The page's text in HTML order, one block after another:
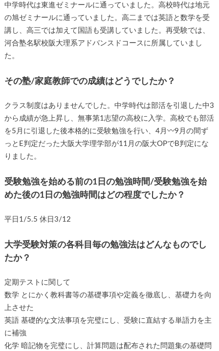
中学時代は東進ゼミナールに通っていました。高校時代は地元
の旭ゼミナールに通っていました。高二までは英語と数学を受
講し、高三では加えて国語も受講していました。再受験では、
河合塾名駅校阪大理系アドバンスドコースに所属していまし
た。
その塾/家庭教師での成績はどうでしたか？
クラス制度はありませんでした。中学時代は部活を引退した中3
から成績が急上昇し、無事第1志望の高校に入学。高校でも部活
を5月に引退した後本格的に受験勉強を行い、4月〰️9月の間ず
っとE判定だった大阪大学理学部が11月の阪大OPでB判定にな
りました。
受験勉強を始める前の1日の勉強時間/受験勉強を始
めた後の1日の勉強時間はどの程度でしたか？
平日1/5.5 休日3/12
大学受験対策の各科目毎の勉強法はどんなものでし
たか？
定期テストに関して
数学 とにかく教科書等の基礎事項や定義を徹底し、基礎力を向
上させた
英語 基礎的な文法事項を完璧にし、受験に直結する単語力を主
に補強
化学 暗記物を完璧にし、計算問題は配布された問題集の基礎問